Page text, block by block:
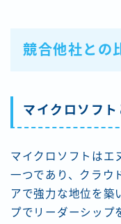
競合他社との
マイクロソフト
マイクロソフトはエ
一つであり、クラウ
アで強力な地位を築
プでリーダーシップ